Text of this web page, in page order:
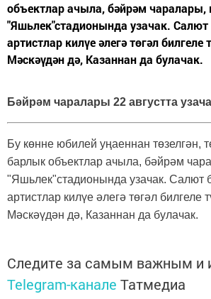
объектлар ачыла, бәйрәм чаралары,
"Яшьлек"стадионында узачак.
артистлар килүе әлегә төгәл билгеле
Мәскәүдән дә, Казаннан да булачак.
Бәйрәм чаралары 22 августта
Бу көнне юбилей уңаеннан төзелгән,
барлык объектлар ачыла, бәйрәм
"Яшьлек"стадионында узачак. Салют
артистлар килүе әлегә төгәл билгеле
Мәскәүдән дә, Казаннан да булачак.
Следите за самым важным и
Telegram-канале Татмедиа